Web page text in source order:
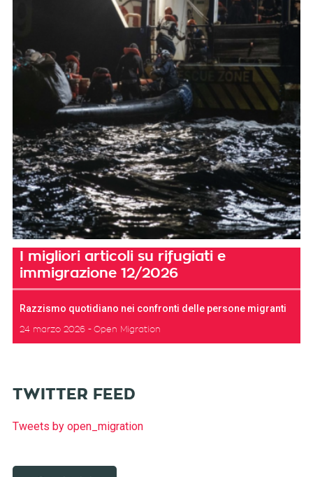
I migliori articoli su rifugiati e
immigrazione 12/2026
Razzismo quotidiano nei confronti delle persone migranti
24 marzo 2026 Open Migration
TWITTER FEED
Tweets by open_migration